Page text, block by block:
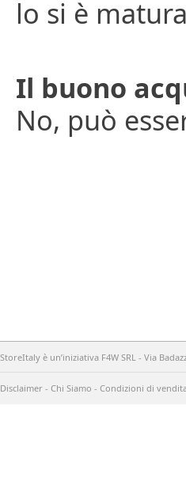
lo si è
Il buono
No, può
StoreItaly è un’iniziativa F4W SRL - Via
Disclaimer - Chi Siamo - Condizioni di